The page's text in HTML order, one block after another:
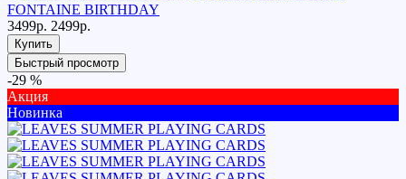
FONTAINE BIRTHDAY
3499р. 2499р.
Купить
Быстрый просмотр
-29 %
Акция
Новинка